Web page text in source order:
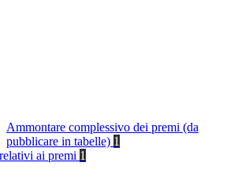
Ammontare complessivo dei premi (da
pubblicare in tabelle) 1
ai premi 1